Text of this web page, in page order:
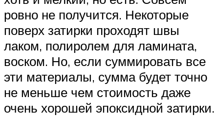
ровно не получится. Некоторые
поверх затирки проходят швы
лаком, полиролем для ламината,
воском. Но, если суммировать все
эти материалы, сумма будет точно
не меньше чем стоимость даже
очень хорошей эпоксидной затирки.